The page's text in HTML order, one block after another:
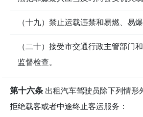
（十九）禁止运载违禁和易燃、易
（二十）接受市交通行政主管部门
监督检查。
第十六条 出租汽车驾驶员除下列情形
拒绝载客或者中途终止客运服务：